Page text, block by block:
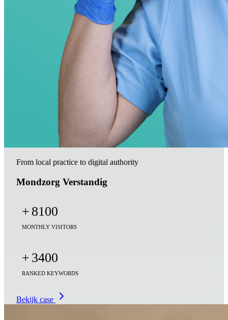
From local practice to digital authority
Mondzorg Verstandig
+ 8100
MONTHLY VISITORS
+ 3400
RANKED KEYWORDS
Bekijk case